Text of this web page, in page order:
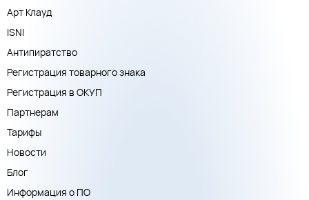
Арт Клауд
ISNI
Антипиратство
Регистрация товарного знака
Регистрация в ОКУП
Партнерам
Тарифы
Новости
Блог
Информация о ПО